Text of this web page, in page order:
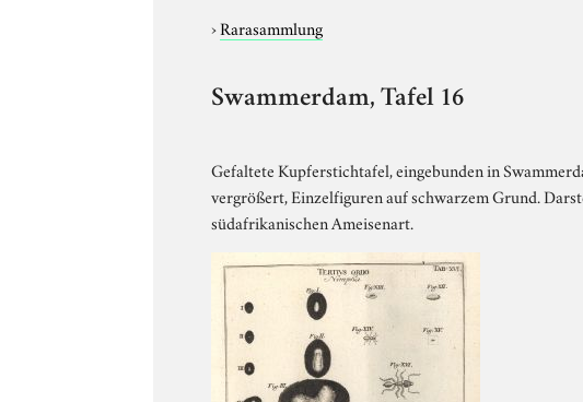
›Rarasammlung
Swammerdam, Tafel 16
Gefaltete Kupferstichtafel, eingebunden in
vergrößert, Einzelfiguren auf schwarzem Grund.
südafrikanischen Ameisenart.